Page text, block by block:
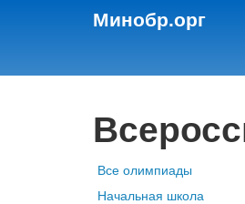
Минобр.орг
Все олимпиады
Начальная школа